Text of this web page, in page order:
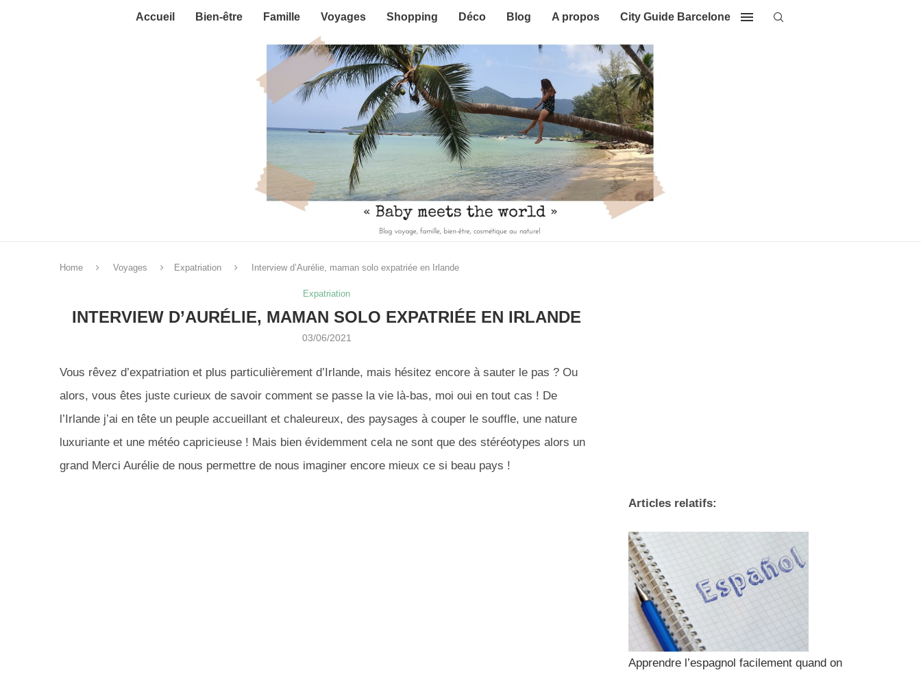
Accueil Bien-être Famille Voyages Shopping Déco Blog A propos City Guide Barcelone
Home Voyages Expatriation Interview d’Aurélie, maman solo expatriée en Irlande
Expatriation
INTERVIEW D’AURÉLIE, MAMAN SOLO EXPATRIÉE EN IRLANDE
03/06/2021
Vous rêvez d’expatriation et plus particulièrement d’Irlande, mais hésitez encore à sauter le pas ? Ou
alors, vous êtes juste curieux de savoir comment se passe la vie là-bas, moi oui en tout cas ! De
l’Irlande j’ai en tête un peuple accueillant et chaleureux, des paysages à couper le souffle, une nature
luxuriante et une météo capricieuse ! Mais bien évidemment cela ne sont que des stéréotypes alors un
grand Merci Aurélie de nous permettre de nous imaginer encore mieux ce si beau pays !
Articles relatifs:
Apprendre l’espagnol facilement quand on